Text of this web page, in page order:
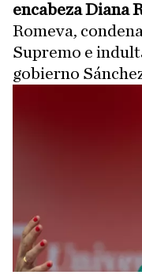
encabeza Diana
Romeva,
Supremo e
gobierno